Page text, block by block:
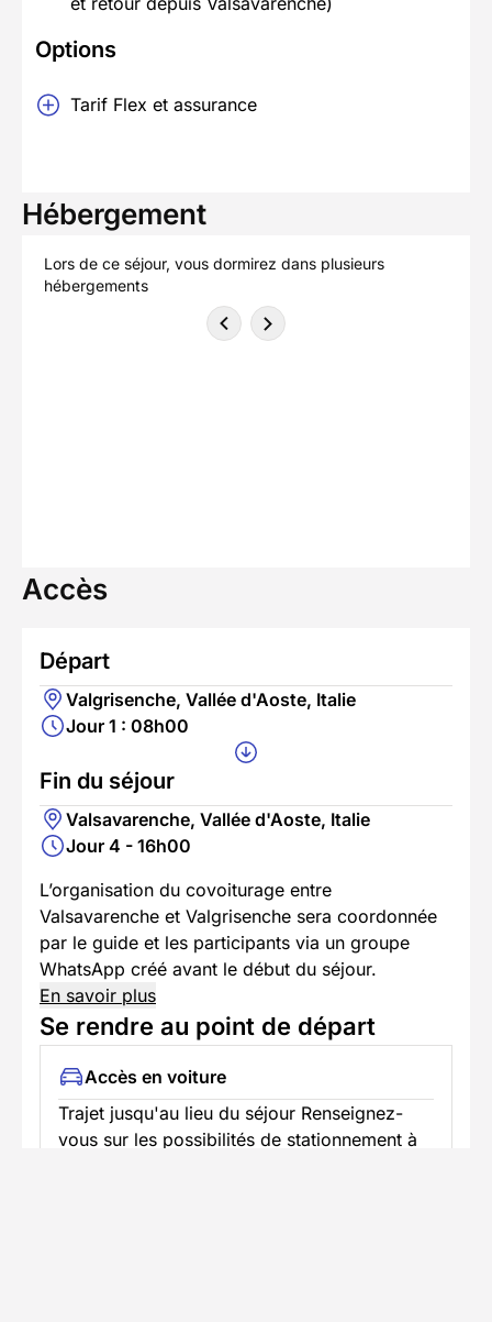
Options
Tarif Flex et assurance
Hébergement
Lors de ce séjour, vous dormirez dans plusieurs
hébergements
Accès
Départ
Valgrisenche, Vallée d'Aoste, Italie
Jour 1 : 08h00
Fin du séjour
Valsavarenche, Vallée d'Aoste, Italie
Jour 4 - 16h00
L’organisation du covoiturage entre
Valsavarenche et Valgrisenche sera coordonnée
par le guide et les participants via un groupe
WhatsApp créé avant le début du séjour.
En savoir plus
Se rendre au point de départ
Accès en voiture
Trajet jusqu'au lieu du séjour Renseignez-
vous sur les possibilités de stationnement à